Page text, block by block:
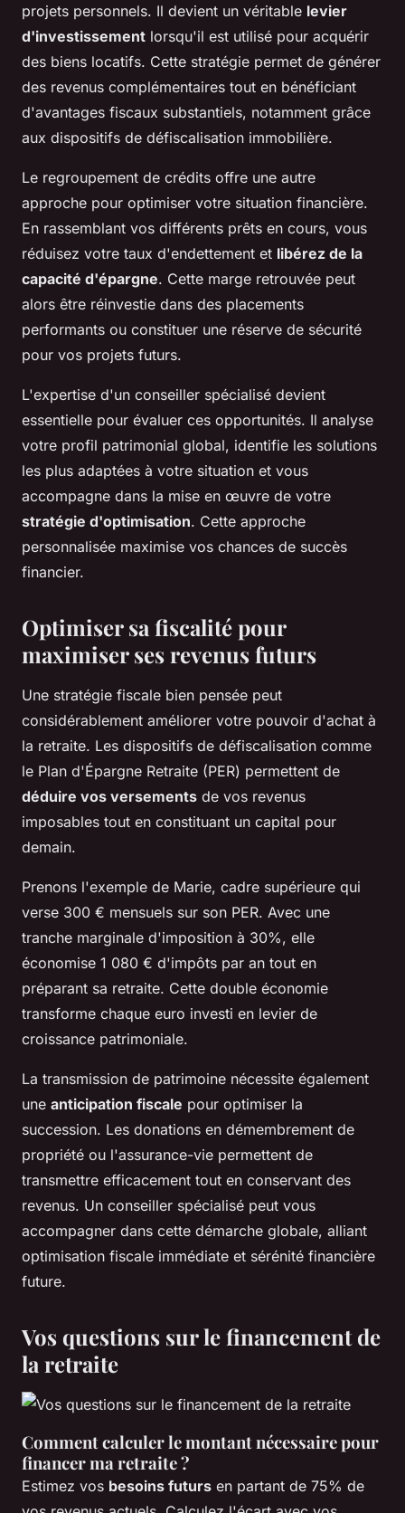
projets personnels. Il devient un véritable levier
d'investissement lorsqu'il est utilisé pour acquérir
des biens locatifs. Cette stratégie permet de générer
des revenus complémentaires tout en bénéficiant
d'avantages fiscaux substantiels, notamment grâce
aux dispositifs de défiscalisation immobilière.
Le regroupement de crédits offre une autre
approche pour optimiser votre situation financière.
En rassemblant vos différents prêts en cours, vous
réduisez votre taux d'endettement et libérez de la
capacité d'épargne. Cette marge retrouvée peut
alors être réinvestie dans des placements
performants ou constituer une réserve de sécurité
pour vos projets futurs.
L'expertise d'un conseiller spécialisé devient
essentielle pour évaluer ces opportunités. Il analyse
votre profil patrimonial global, identifie les solutions
les plus adaptées à votre situation et vous
accompagne dans la mise en œuvre de votre
stratégie d'optimisation. Cette approche
personnalisée maximise vos chances de succès
financier.
Optimiser sa fiscalité pour
maximiser ses revenus futurs
Une stratégie fiscale bien pensée peut
considérablement améliorer votre pouvoir d'achat à
la retraite. Les dispositifs de défiscalisation comme
le Plan d'Épargne Retraite (PER) permettent de
déduire vos versements de vos revenus
imposables tout en constituant un capital pour
demain.
Prenons l'exemple de Marie, cadre supérieure qui
verse 300 € mensuels sur son PER. Avec une
tranche marginale d'imposition à 30%, elle
économise 1 080 € d'impôts par an tout en
préparant sa retraite. Cette double économie
transforme chaque euro investi en levier de
croissance patrimoniale.
La transmission de patrimoine nécessite également
une anticipation fiscale pour optimiser la
succession. Les donations en démembrement de
propriété ou l'assurance-vie permettent de
transmettre efficacement tout en conservant des
revenus. Un conseiller spécialisé peut vous
accompagner dans cette démarche globale, alliant
optimisation fiscale immédiate et sérénité financière
future.
Vos questions sur le financement de
la retraite
Comment calculer le montant nécessaire pour
financer ma retraite ?
Estimez vos besoins futurs en partant de 75% de